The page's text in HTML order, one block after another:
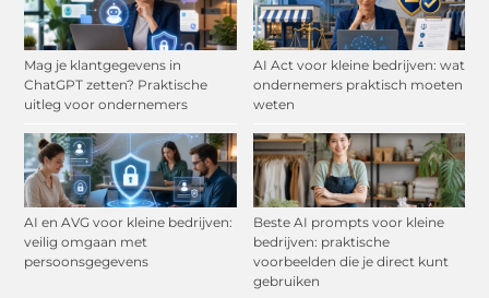
Mag je klantgegevens in
ChatGPT zetten? Praktische
uitleg voor ondernemers
AI Act voor kleine bedrijven: wat
ondernemers praktisch moeten
weten
AI en AVG voor kleine bedrijven:
veilig omgaan met
persoonsgegevens
Beste AI prompts voor kleine
bedrijven: praktische
voorbeelden die je direct kunt
gebruiken